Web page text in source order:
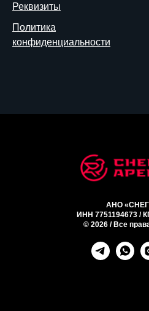
Реквизиты
Политика
конфиденциальности
АНО
ИНН 7751194673 /
© 2026 / Все